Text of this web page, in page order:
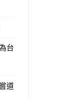
台
道